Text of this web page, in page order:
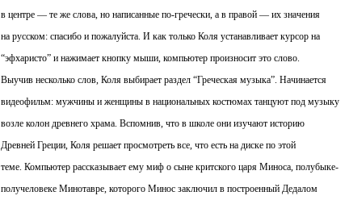
в центре — те же слова, но написанные по-гречески, а в правой — их значения
на русском: спасибо и пожалуйста. И как только Коля устанавливает курсор на
“эфхаристо” и нажимает кнопку мыши, компьютер произносит это слово.
Выучив несколько слов, Коля выбирает раздел “Греческая музыка”. Начинается
видеофильм: мужчины и женщины в национальных костюмах танцуют под музыку
возле колон древнего храма. Вспомнив, что в школе они изучают историю
Древней Греции, Коля решает просмотреть все, что есть на диске по этой
теме. Компьютер рассказывает ему миф о сыне критского царя Миноса, полубыке-
получеловеке Минотавре, которого Минос заключил в построенный Дедалом